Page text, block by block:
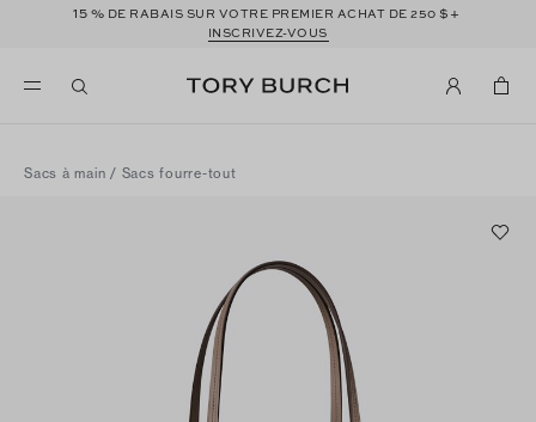
15 % DE RABAIS SUR VOTRE PREMIER ACHAT DE 250$+
INSCRIVEZ-VOUS
Sacs à main / Sacs fourre-tout